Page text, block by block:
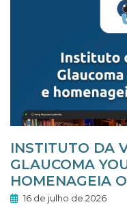
INSTITUTO DA
GLAUCOMA
HOMENAGEIA
16 de julho de 2026